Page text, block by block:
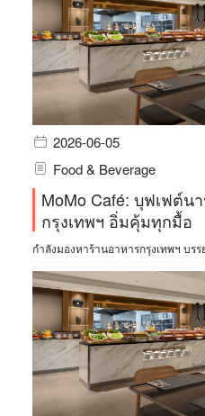
2026-06-05
Food & Beverage
MoMo Café: บุฟเฟต์น
กรุงเทพฯ อิ่มคุ้มทุกมื้อ
กำลังมองหาร้านอาหารกรุงเทพฯ บ